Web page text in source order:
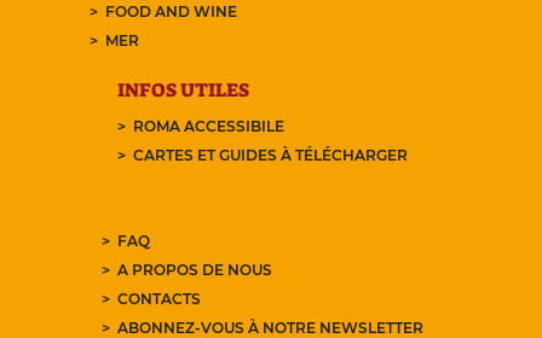
FOOD AND WINE
MER
INFOS UTILES
ROMA ACCESSIBILE
CARTES ET GUIDES À TÉLÉCHARGER
FAQ
A PROPOS DE NOUS
CONTACTS
ABONNEZ-VOUS À NOTRE NEWSLETTER